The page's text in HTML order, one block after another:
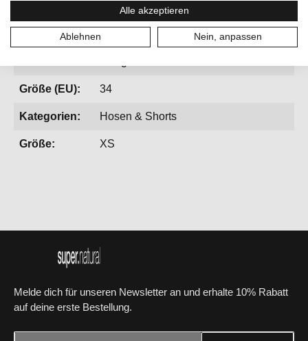
Homewear, Lifestyle, Reisen, Yoga
Geschlecht: Damen
Größe (EU): 34
Kategorien: Hosen & Shorts
Größe: XS
Melde dich für unseren Newsletter an und erhalte 10% Rabatt
auf deine erste Bestellung.
Alle akzeptieren
Ablehnen Nein, anpassen